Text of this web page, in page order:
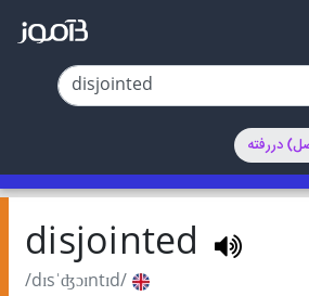
disjointed
/dɪsˈʤɔɪntɪd/